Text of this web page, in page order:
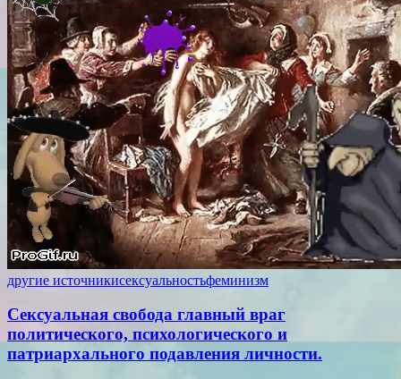
другие источникисексуальностьфеминизм
Сексуальная свобода главный враг
политического, психологического и
патриархального подавления личности.